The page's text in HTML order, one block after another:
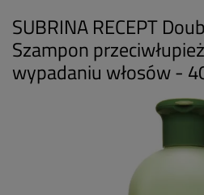
SUBRINA RECEPT
Szampon
wypadaniu włosów -